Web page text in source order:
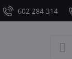
602 284 314